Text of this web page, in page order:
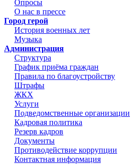
Опросы
О нас в прессе
Город герой
История военных лет
Музыка
Администрация
Структура
График приёма граждан
Правила по благоустройству
Штрафы
ЖКХ
Услуги
Подведомственные организации
Кадровая политика
Резерв кадров
Документы
Противодействие коррупции
Контактная информация